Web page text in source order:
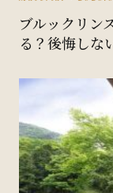
ブルックリン
る？後悔しな